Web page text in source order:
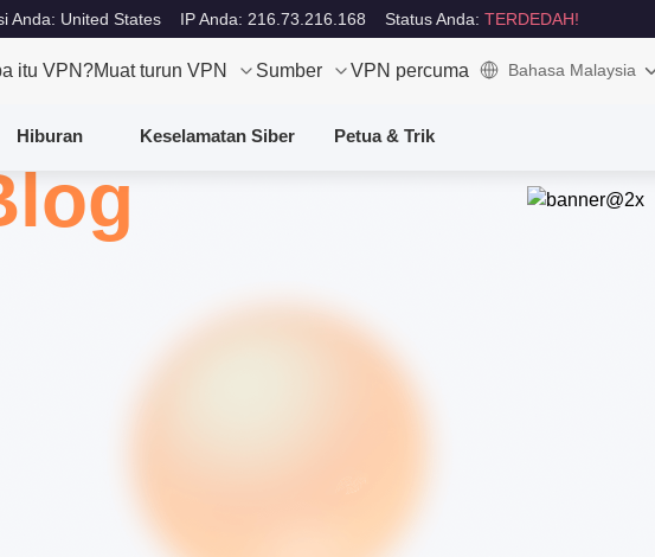
Anda: United States IP Anda: 216.73.216.168 Status Anda: TERDEDAH!
itu VPN?Muat turun VPN Sumber VPN percuma Bahasa Malaysia
Hiburan Keselamatan Siber Petua & Trik